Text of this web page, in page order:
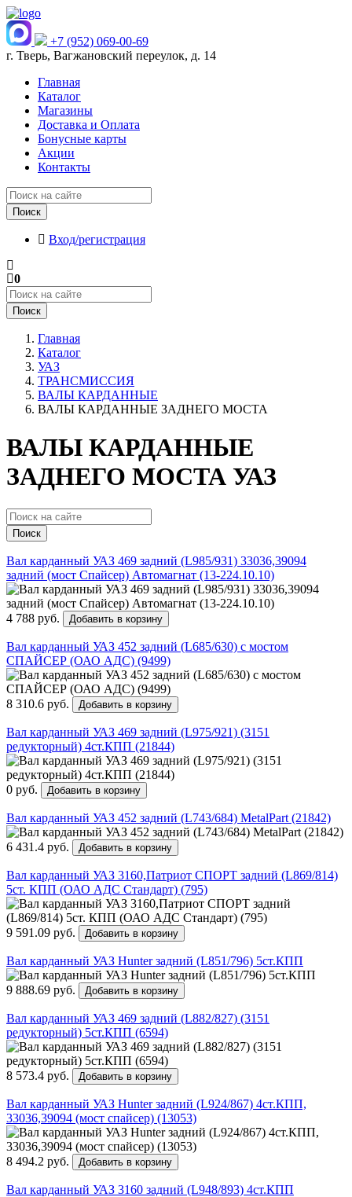
+7 (952) 069-00-69
г. Тверь, Вагжановский переулок, д. 14
Главная
Каталог
Магазины
Доставка и Оплата
Бонусные карты
Акции
Контакты
Поиск
Вход/регистрация
0
Поиск
Главная
Каталог
УАЗ
ТРАНСМИССИЯ
ВАЛЫ КАРДАННЫЕ
ВАЛЫ КАРДАННЫЕ ЗАДНЕГО МОСТА
ВАЛЫ КАРДАННЫЕ
ЗАДНЕГО МОСТА УАЗ
Поиск
Вал карданный УАЗ 469 задний (L985/931) 33036,39094
задний (мост Спайсер) Автомагнат (13-224.10.10)
4 788 руб. Добавить в корзину
Вал карданный УАЗ 452 задний (L685/630) с мостом
СПАЙСЕР (ОАО АДС) (9499)
8 310.6 руб. Добавить в корзину
Вал карданный УАЗ 469 задний (L975/921) (3151
редукторный) 4ст.КПП (21844)
0 руб. Добавить в корзину
Вал карданный УАЗ 452 задний (L743/684) MetalPart (21842)
6 431.4 руб. Добавить в корзину
Вал карданный УАЗ 3160,Патриот СПОРТ задний (L869/814)
5ст. КПП (ОАО АДС Стандарт) (795)
9 591.09 руб. Добавить в корзину
Вал карданный УАЗ Hunter задний (L851/796) 5ст.КПП
9 888.69 руб. Добавить в корзину
Вал карданный УАЗ 469 задний (L882/827) (3151
редукторный) 5ст.КПП (6594)
8 573.4 руб. Добавить в корзину
Вал карданный УАЗ Hunter задний (L924/867) 4ст.КПП,
33036,39094 (мост спайсер) (13053)
8 494.2 руб. Добавить в корзину
Вал карданный УАЗ 3160 задний (L948/893) 4ст.КПП